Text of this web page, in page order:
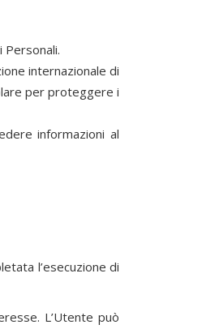
internazionale di
per proteggere i
informazioni al
l’esecuzione di
L’Utente può